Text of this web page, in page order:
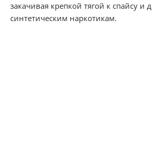
закачивая крепкой тягой к спайсу и
синтетическим наркотикам.